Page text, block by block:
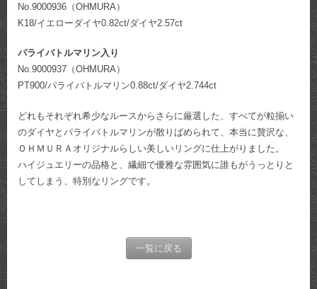
No.9000936（OHMURA）
K18/イエローダイヤ0.82ct/ダイヤ2.57ct
パライバトルマリン入り
No.9000937（OHMURA）
PT900/パライバトルマリン0.88ct/ダイヤ2.744ct
どれもそれぞれ希少なルースからさらに厳選した、すべてが粒揃い
のダイヤとパライバトルマリンが散りばめられて、本当に贅沢な、
ＯＨＭＵＲＡオリジナルらしい美しいリングに仕上がりました。
ハイジュエリーの品格と、繊細で優雅な雰囲気に誰もがうっとりと
してしまう、特別なリングです。
一覧に戻る